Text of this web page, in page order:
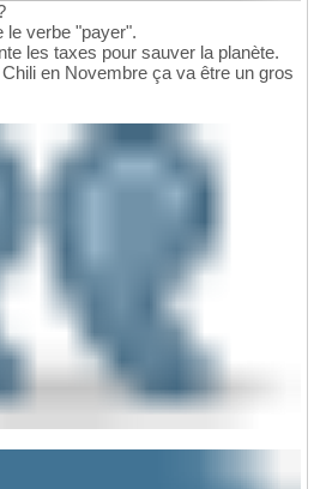
le verbe "payer".
les taxes pour sauver la planète.
Chili en Novembre ça va être un gros